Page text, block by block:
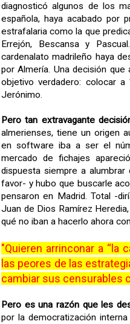
diagnosticó algunos de los
española, haya acabado por
estrafalaria como la que
Errejón, Bescansa y
cardenalato madrileño haya
por Almería. Una decisión
objetivo verdadero: colocar
Jerónimo.
Pero tan extravagante
almerienses, tiene un origen
en software iba a ser el
mercado de fichajes
dispuesta siempre a
favor- y hubo que buscarle
pensaron en Madrid. Total -
Juan de Dios Ramírez
qué no iban a hacerlo ahora
"Quieren arrinconar a “la
las peores de las
cambiar sus censurables
Pero es una razón que les
por la democratización